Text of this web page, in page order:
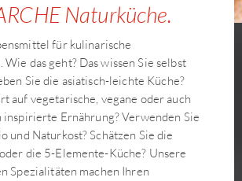
Naturküche.
für kulinarische
Wie das geht? Das wissen Sie selbst
Sie die asiatisch-leichte Küche?
auf vegetarische, vegane oder auch
inspirierte Ernährung? Verwenden Sie
und Naturkost? Schätzen Sie die
die 5-Elemente-Küche? Unsere
Spezialitäten machen Ihren